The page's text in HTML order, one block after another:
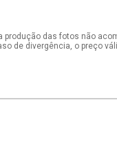
das fotos não
de divergência, o preço